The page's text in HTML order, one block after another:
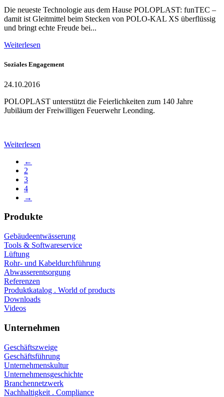
Die neueste Technologie aus dem Hause POLOPLAST: funTEC –
damit ist Gleitmittel beim Stecken von POLO-KAL XS überflüssig
und bringt echte Freude bei...
Weiterlesen
Soziales Engagement
24.10.2016
POLOPLAST unterstützt die Feierlichkeiten zum 140 Jahre
Jubiläum der Freiwilligen Feuerwehr Leonding.
Weiterlesen
←
2
3
4
→
Produkte
Gebäudeentwässerung
Tools & Softwareservice
Lüftung
Rohr- und Kabeldurchführung
Abwasserentsorgung
Referenzen
Produktkatalog . World of products
Downloads
Videos
Unternehmen
Geschäftszweige
Geschäftsführung
Unternehmenskultur
Unternehmensgeschichte
Branchennetzwerk
Nachhaltigkeit . Compliance